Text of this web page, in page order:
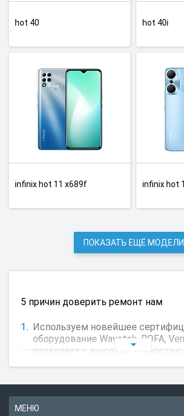
hot 40 hot 40i
infinix hot 11 x689f infinix hot
ПОКАЗАТЬ ЕЩЁ МОДЕЛИ
5 причин доверить ремонт нам
Используем новейшее
оборудование Wavetek, BOFA,
позволяет с высокой точностью
Предоставляем гарантию 4
МЕНЮ